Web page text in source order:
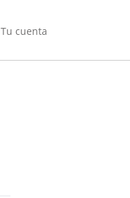
Tu cuenta